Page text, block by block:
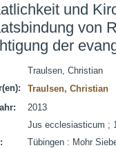
und
von
der
Traulsen, Christian
Traulsen, Christian
2013
Jus ecclesiasticum ;
Tübingen : Mohr